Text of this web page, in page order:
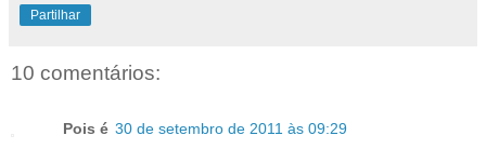
Partilhar
10 comentários:
Pois é 30 de setembro de 2011 às 09:29